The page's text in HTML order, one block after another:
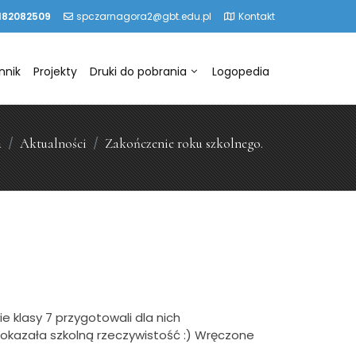
spczarnagora2@gbt.edu.pl Kontakt
Projekty Druki do pobrania Logopedia
Aktualności Zakończenie roku szkolnego.
klasy 7 przygotowali dla nich
szkolną rzeczywistość :) Wręczone